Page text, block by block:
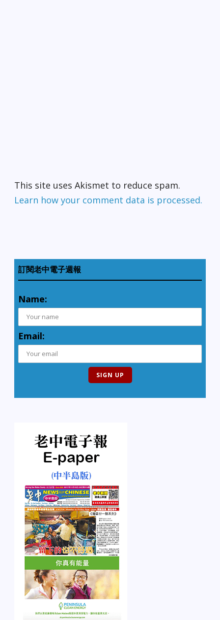
This site uses Akismet to reduce spam.
Learn how your comment data is processed.
訂閱老中電子週報
Name:
Email: